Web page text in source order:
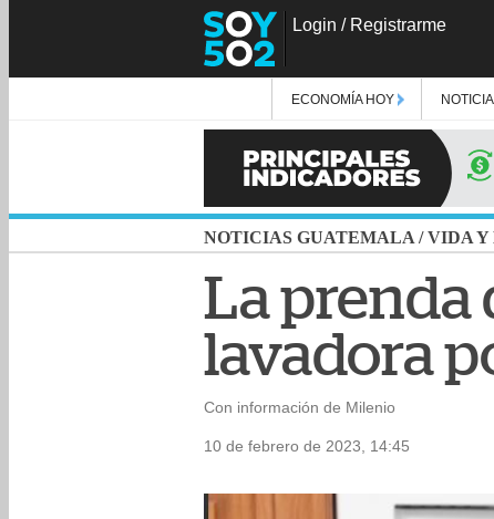
Login / Registrarme
ECONOMÍA HOY
NOTICIAS GUATEMALA /VIDA Y
La prenda
lavadora
Con información de Milenio
10 de febrero de 2023, 14:45